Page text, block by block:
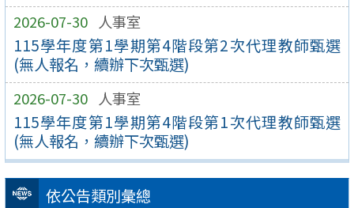
2026-07-30 人事室
115學年度第1學期第4階段第2次代理教師甄選
(無人報名，續辦下次甄選)
2026-07-30 人事室
115學年度第1學期第4階段第1次代理教師甄選
(無人報名，續辦下次甄選)
依公告類別彙總